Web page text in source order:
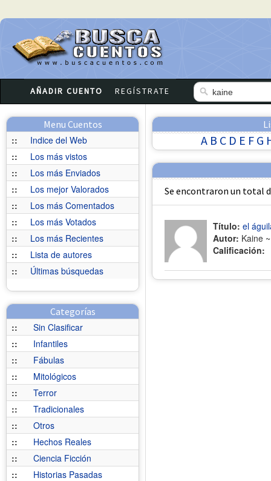
AÑADIR CUENTO REGÍSTRATE
Menu Cuentos
::
Indice del Web
::
Los más vistos
::
Los más Enviados
::
Los mejor Valorados
::
Los más Comentados
::
Los más Votados
::
Los más Recientes
::
Lista de autores
::
Últimas búsquedas
Categorías
::
Sin Clasificar
::
Infantiles
::
Fábulas
::
Mitológicos
::
Terror
::
Tradicionales
::
Otros
::
Hechos Reales
::
Ciencia Ficción
::
Historias Pasadas
A B C D E F G
Se encontraron un total
Título: el
Autor: Kaine
Calificación: